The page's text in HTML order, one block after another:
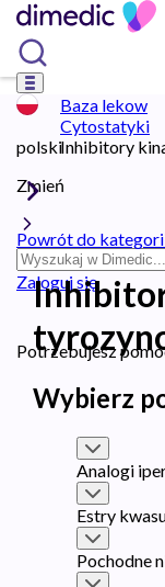
polski
Zmień
Zaloguj się
Potrzebujesz
Baza lekow
Cytostatyki
Inhibitory
Powrót do
Wybierz
Analogi
Estry
Pochodne